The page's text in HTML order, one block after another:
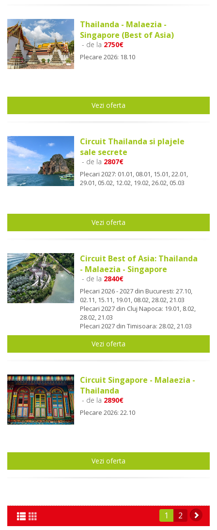
Thailanda - Malaezia -
Singapore (Best of Asia)
- de la 2750€
Plecare 2026: 18.10
Vezi oferta
Circuit Thailanda si plajele
sale secrete
- de la 2807€
Plecari 2027: 01.01, 08.01, 15.01, 22.01,
29.01, 05.02, 12.02, 19.02, 26.02, 05.03
Vezi oferta
Circuit Best of Asia: Thailanda
- Malaezia - Singapore
- de la 2840€
Plecari 2026 - 2027 din Bucuresti: 27.10,
02.11, 15.11, 19.01, 08.02, 28.02, 21.03
Plecari 2027 din Cluj Napoca: 19.01, 8.02,
28.02, 21.03
Plecari 2027 din Timisoara: 28.02, 21.03
Vezi oferta
Circuit Singapore - Malaezia -
Thailanda
- de la 2890€
Plecare 2026: 22.10
Vezi oferta
1 2